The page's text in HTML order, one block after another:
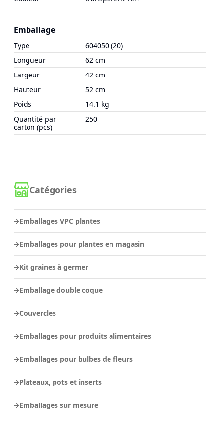
Catégories
Emballages VPC plantes
Emballages pour plantes en magasin
Kit graines à germer
Emballage double coque
Couvercles
Emballages pour produits alimentaires
Emballages pour bulbes de fleurs
Plateaux, pots et inserts
Emballages sur mesure
Emballage
Type
604050 (20)
Longueur
62 cm
Largeur
42 cm
Hauteur
52 cm
Poids
14.1 kg
Quantité par
carton (pcs)
250